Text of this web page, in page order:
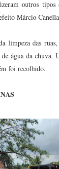
outros tipos
Márcio
limpeza das
água da chuva.
foi recolhido.